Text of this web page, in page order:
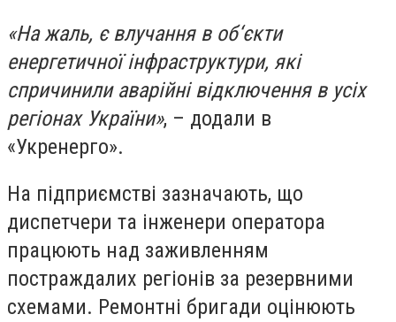
«На жаль, є влучання в об‘єкти
енергетичної інфраструктури, які
спричинили аварійні відключення в усіх
регіонах України», – додали в
«Укренерго».
На підприємстві зазначають, що
диспетчери та інженери оператора
працюють над заживленням
постраждалих регіонів за резервними
схемами. Ремонтні бригади оцінюють